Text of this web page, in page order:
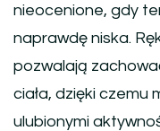
nieocenione, gdy
naprawdę niska.
pozwalają
ciała, dzięki czemu
ulubionymi